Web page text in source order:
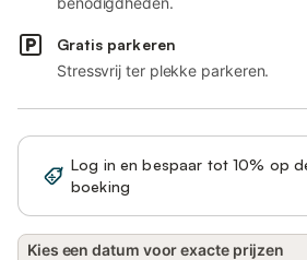
Gratis parkeren
Stressvrij ter plekke parkeren.
Log in en bespaar tot 10% op
boeking
Kies een datum voor exacte prijzen